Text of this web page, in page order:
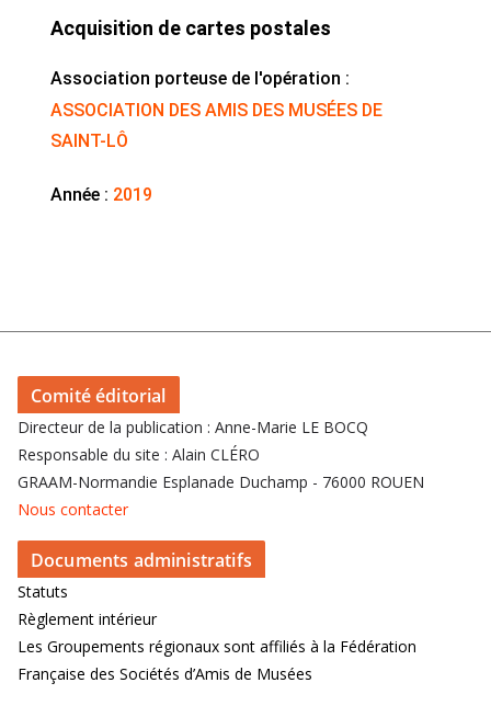
Acquisition de cartes postales
Association porteuse de l'opération :
ASSOCIATION DES AMIS DES MUSÉES DE
SAINT-LÔ
Année : 2019
Comité éditorial
Directeur de la publication : Anne-Marie LE BOCQ
Responsable du site : Alain CLÉRO
GRAAM-Normandie Esplanade Duchamp - 76000 ROUEN
Nous contacter
Documents administratifs
Statuts
Règlement intérieur
Les Groupements régionaux sont affiliés à la Fédération
Française des Sociétés d’Amis de Musées